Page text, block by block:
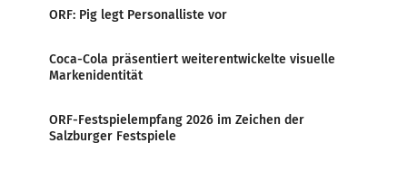
ORF: Pig legt Personalliste vor
Coca-Cola präsentiert weiterentwickelte visuelle
Markenidentität
ORF-Festspielempfang 2026 im Zeichen der
Salzburger Festspiele